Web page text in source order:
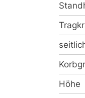
Höhe